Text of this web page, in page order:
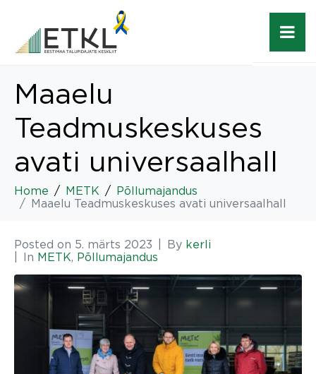
Maaelu
Teadmuskeskuses
avati universaalhall
Home METK
Põllumajandus
Maaelu Teadmuskeskuses avati universaalhall
Posted on 5. märts 2023 By kerli
In METK, Põllumajandus